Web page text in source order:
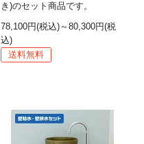
き)のセット商品です。
78,100円(税込)～80,300円(税
込)
送料無料